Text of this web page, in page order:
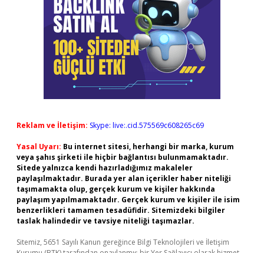
Reklam ve İletişim: Skype: live:.cid.575569c608265c69
Yasal Uyarı: Bu internet sitesi, herhangi bir marka, kurum
veya şahıs şirketi ile hiçbir bağlantısı bulunmamaktadır.
Sitede yalnızca kendi hazırladığımız makaleler
paylaşılmaktadır. Burada yer alan içerikler haber niteliği
taşımamakta olup, gerçek kurum ve kişiler hakkında
paylaşım yapılmamaktadır. Gerçek kurum ve kişiler ile isim
benzerlikleri tamamen tesadüfidir. Sitemizdeki bilgiler
taslak halindedir ve tavsiye niteliği taşımazlar.
Sitemiz, 5651 Sayılı Kanun gereğince Bilgi Teknolojileri ve İletişim